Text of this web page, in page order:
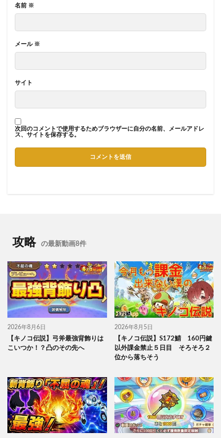
名前 ※
メール ※
サイト
次回のコメントで使用するためブラウザーに自分の名前、メールアドレ
ス、サイトを保存する。
攻略 の最新動画8件
2026年8月6日
【キノコ伝説】弓斧最強背飾りは
こいつか！？凸のその先へ
2026年8月5日
【キノコ伝説】S172鯖 160円鍵
以外課金禁止５日目 そろそろ２
位から落ちそう